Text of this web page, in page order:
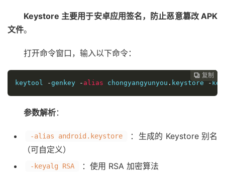
Keystore 主要用于安卓应用签名，防止恶意篡改 APK
文件。
打开命令窗口，输入以下命令：
 复制
 复制
 复制
 复制
 复制
 复制
keytool
-genkey - alias chongyangyunyou . keystore -
参数解析：
-alias android.keystore
：生成的 Keystore 别名
（可自定义）
-keyalg RSA ：使用 RSA 加密算法